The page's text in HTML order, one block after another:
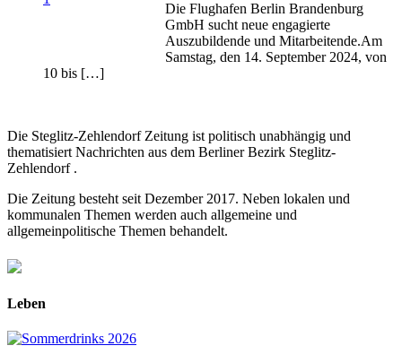
Die Flughafen Berlin Brandenburg
GmbH sucht neue engagierte
Auszubildende und Mitarbeitende.Am
Samstag, den 14. September 2024, von
10 bis […]
Die Steglitz-Zehlendorf Zeitung ist politisch unabhängig und
thematisiert Nachrichten aus dem Berliner Bezirk Steglitz-
Zehlendorf .
Die Zeitung besteht seit Dezember 2017. Neben lokalen und
kommunalen Themen werden auch allgemeine und
allgemeinpolitische Themen behandelt.
Leben